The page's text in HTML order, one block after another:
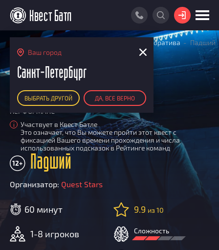
Ваш город
Санкт-Петербург
ВЫБРАТЬ ДРУГОЙ ДА, ВСЕ ВЕРНО
ВОЙТИ
РЕЙТИНГ КВЕСТОВ
КАРТА КВЕСТОВ
РЕЙТИНГ КОМАНД
Итоговый рейтинг
По количеству очков
По качеству игры
Список команд
ПОИСК КОМАНДЫ
КВЕСТ БАТЛ
О Квест Батле
Cashback
Как подсчитываются рейтинги
Новости
КВЕСТ В ПОДАРОК
Квесты для корпоратива Падший
ПЕРФОРМАНС
i
Участвует в Квест Батле
Это означает, что Вы можете пройти этот квест с
фиксацией Вашего времени прохождения и числа
использованных подсказок в Рейтинге команд
Падший
12+
Организатор: Quest Stars
60 минут
1-8 игроков
9.9 из 10
Сложность